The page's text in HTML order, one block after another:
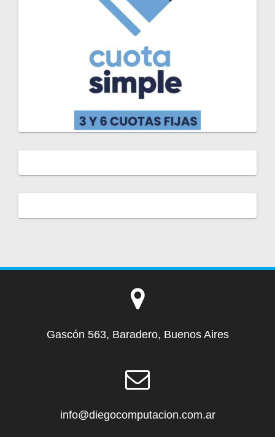
Gascón 563, Baradero, Buenos Aires
info@diegocomputacion.com.ar